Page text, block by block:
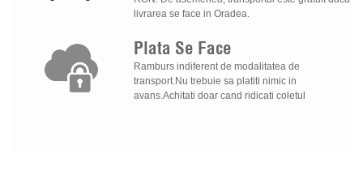
livrarea se face in Oradea.
Plata Se Face
Ramburs indiferent de modalitatea de
transport.Nu trebuie sa platiti nimic in
avans.Achitati doar cand ridicati coletul